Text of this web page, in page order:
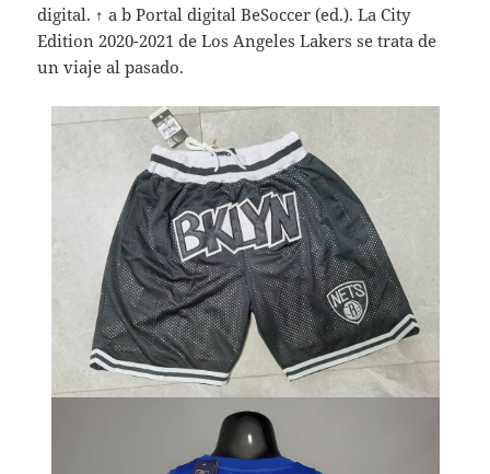
digital. ↑ a b Portal digital BeSoccer (ed.). La City
Edition 2020-2021 de Los Angeles Lakers se trata de
un viaje al pasado.